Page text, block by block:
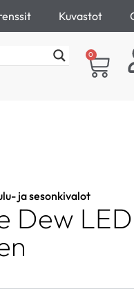
Kuvastot
0
ja sesonkivalot
Dew